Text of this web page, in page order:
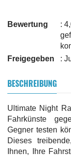
Bewertung
:
Freigegeben
:
BESCHREIBUNG
Ultimate Night
Fahrkünste
Gegner testen
Dieses
Ihnen, Ihre